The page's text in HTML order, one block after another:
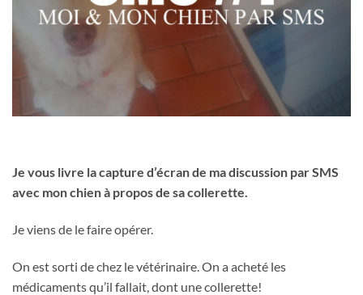
Je vous livre la capture d’écran de ma discussion par SMS
avec mon chien à propos de sa collerette.
Je viens de le faire opérer.
On est sorti de chez le vétérinaire. On a acheté les
médicaments qu’il fallait, dont une collerette!